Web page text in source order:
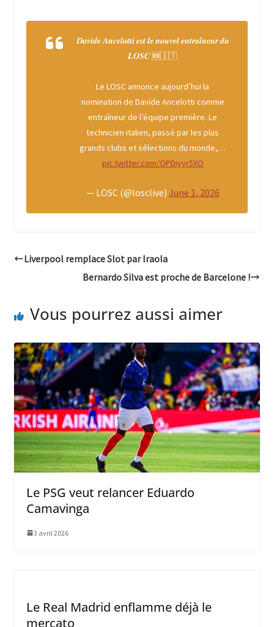
𝑫𝒂𝒗𝒊𝒅𝒆 𝑨𝒏𝒄𝒆𝒍𝒐𝒕𝒕𝒊 𝒆𝒔𝒕 𝒍𝒆 𝒏𝒐𝒖𝒗𝒆𝒍 𝒆𝒏𝒕𝒓𝒂𝒊̂𝒏𝒆𝒖𝒓 𝒅𝒖
𝑳𝑶𝑺𝑪 🆕🇮🇹
Le LOSC annonce aujourd’hui la
nomination de Davide Ancelotti comme
entraîneur de l’équipe première. Le
technicien italien, passé par les plus
grands clubs et sélections du monde,…
pic.twitter.com/OPDiyyr5XO
— LOSC (@losclive) June 1, 2026
Liverpool remplace Slot par Iraola
Bernardo Silva est proche de Barcelone !
Vous pourrez aussi aimer
Le PSG veut relancer Eduardo
Camavinga
3 avril 2026
Le Real Madrid enflamme déjà le
mercato